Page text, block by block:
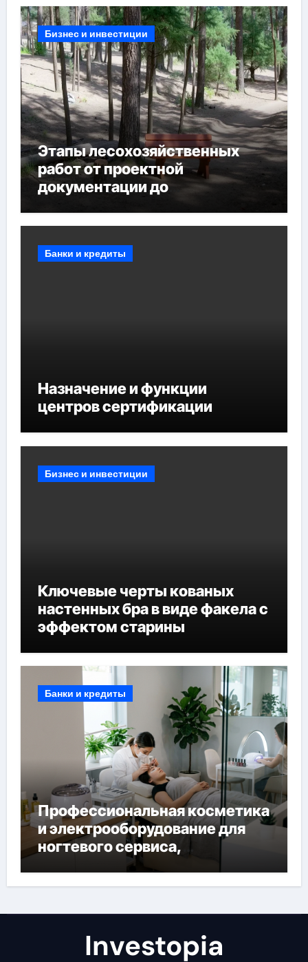
Бизнес и инвестиции
Этапы лесохозяйственных
работ от проектной
документации до
мероприятий и обустройства
Банки и кредиты
Назначение и функции
центров сертификации
Бизнес и инвестиции
Ключевые черты кованых
настенных бра в виде факела с
эффектом старины
Банки и кредиты
Профессиональная косметика
и электрооборудование для
ногтевого сервиса,
наращивания ресниц и
депиляции
Investopia